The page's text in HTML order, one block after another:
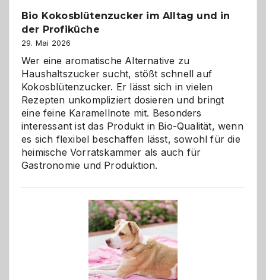
eigenen
Bio Kokosblütenzucker im Alltag und in
der Profiküche
29. Mai 2026
Wer eine aromatische Alternative zu
Haushaltszucker sucht, stößt schnell auf
Kokosblütenzucker. Er lässt sich in vielen
Rezepten unkompliziert dosieren und bringt
eine feine Karamellnote mit. Besonders
interessant ist das Produkt in Bio-Qualität, wenn
es sich flexibel beschaffen lässt, sowohl für die
heimische Vorratskammer als auch für
Gastronomie und Produktion.